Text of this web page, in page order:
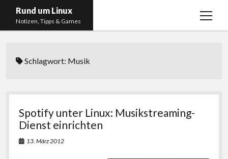
Rund um Linux
Notizen, Tipps & Games
Menü
Linux
About
Impressum
Schlagwort: Musik
Spotify unter Linux: Musikstreaming-
Dienst einrichten
13. März 2012